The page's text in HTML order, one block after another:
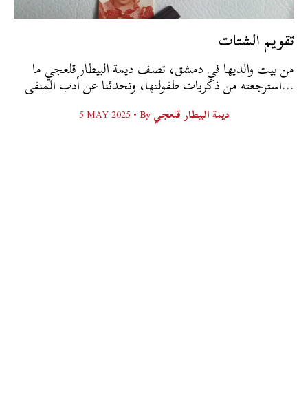
تقويم الشتات
من بيت والديها في دمشق، تصف ديمة البيطار قلعجي ما
استرجعته من ذكريات طفولتها، وتحدثنا عن أدب المنفى...
5 MAY 2025 •Byديمة البيطار قلعجي